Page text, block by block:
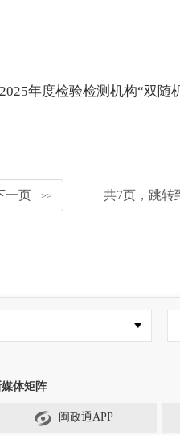
年度检验检测机构“双随
一页 >> 共7页，跳转
体矩阵
闽政通APP